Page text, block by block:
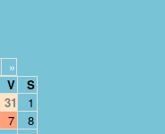
»
V
S
31
1
7
8